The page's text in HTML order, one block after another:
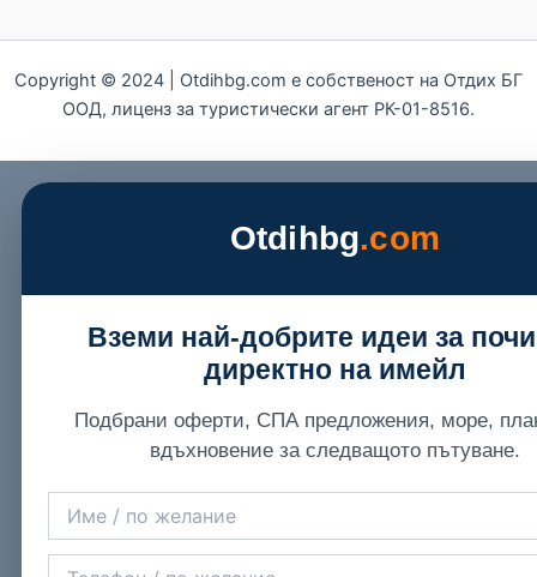
Copyright © 2024 | Otdihbg.com e собственост на Отдих БГ
ООД, лиценз за туристически агент РК-01-8516.
Otdihbg.com
Вземи най-добрите идеи за
директно на имейл
Подбрани оферти, СПА предложения, море,
вдъхновение за следващото пътуване.